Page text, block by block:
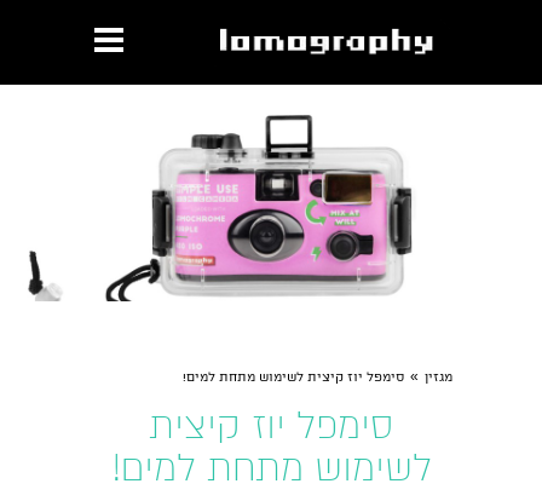
מגזין » סימפל יוז קיצית לשימוש מתחת למים!
סימפל יוז קיצית
לשימוש מתחת למים!